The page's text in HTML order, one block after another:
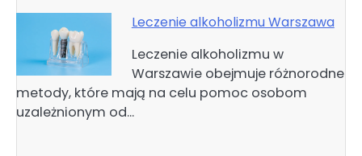
Leczenie alkoholizmu Warszawa
Leczenie alkoholizmu w
Warszawie obejmuje różnorodne
metody, które mają na celu pomoc osobom
uzależnionym od…